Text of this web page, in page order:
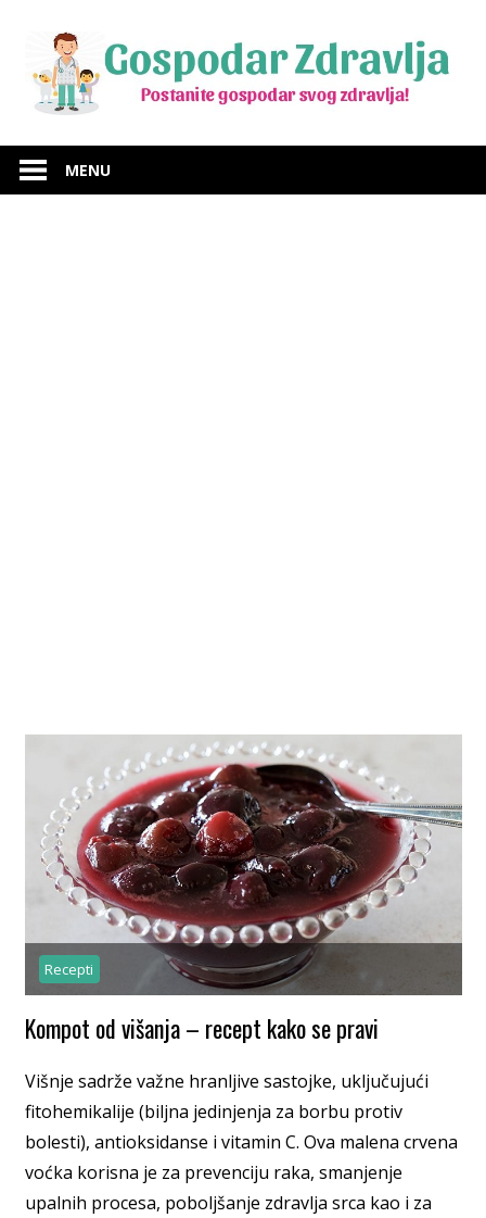
content
Gospodar
Zdravlja
gospodar
svog
MENU
Recepti
Kompot od višanja – recept kako se pravi
Višnje sadrže važne hranljive sastojke, uključujući
fitohemikalije (biljna jedinjenja za borbu protiv
bolesti), antioksidanse i vitamin C. Ova malena crvena
voćka korisna je za prevenciju raka, smanjenje
upalnih procesa, poboljšanje zdravlja srca kao i za